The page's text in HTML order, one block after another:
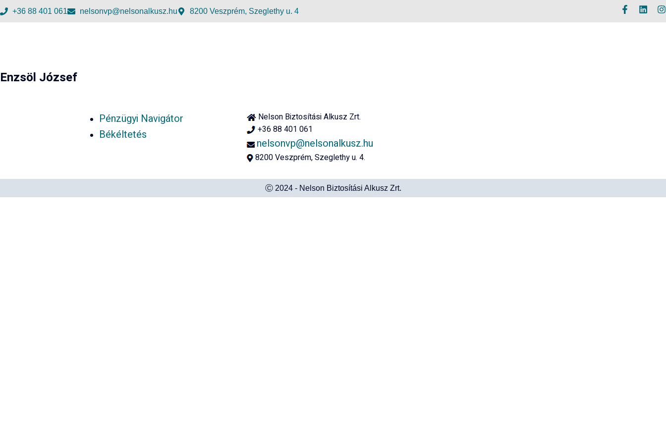
+36 88 401 061 nelsonvp@nelsonalkusz.hu 8200 Veszprém, Szeglethy u. 4
Enzsöl József
Pénzügyi Navigátor
Békéltetés
Nelson Biztosítási Alkusz Zrt.
+36 88 401 061
nelsonvp@nelsonalkusz.hu
8200 Veszprém, Szeglethy u. 4.
Ⓒ 2024 - Nelson Biztosítási Alkusz Zrt.